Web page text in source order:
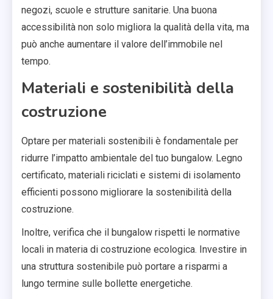
negozi, scuole e strutture sanitarie. Una buona
accessibilità non solo migliora la qualità della vita, ma
può anche aumentare il valore dell’immobile nel
tempo.
Materiali e sostenibilità della
costruzione
Optare per materiali sostenibili è fondamentale per
ridurre l’impatto ambientale del tuo bungalow. Legno
certificato, materiali riciclati e sistemi di isolamento
efficienti possono migliorare la sostenibilità della
costruzione.
Inoltre, verifica che il bungalow rispetti le normative
locali in materia di costruzione ecologica. Investire in
una struttura sostenibile può portare a risparmi a
lungo termine sulle bollette energetiche.